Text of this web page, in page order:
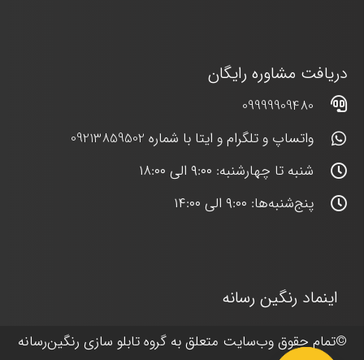
دریافت مشاوره رایگان
09999909480
واتساپ و تلگرام و ایتا با شماره 09213859502
شنبه تا چهارشنبه: ۹:۰۰ الی ۱۸:۰۰
پنج‌شنبه‌ها: ۹:۰۰ الی ۱۴:۰۰
اینماد رنگین رسانه
©تمام حقوق وب‌سایت متعلق به گروهتابلو سازی رنگین‌رسانه